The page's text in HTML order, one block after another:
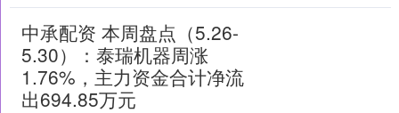
中承配资 本周盘点（5.26-
5.30）：泰瑞机器周涨
1.76%，主力资金合计净流
出694.85万元